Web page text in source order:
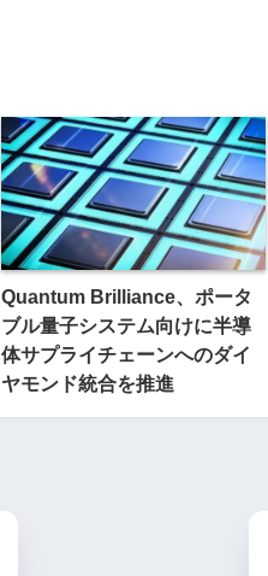
Quantum Brilliance、ポータ
ブル量子システム向けに半導
体サプライチェーンへのダイ
ヤモンド統合を推進